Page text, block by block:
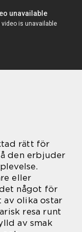
rätt för
den erbjuder
eller
något för
av olika ostar
resa runt
av smak